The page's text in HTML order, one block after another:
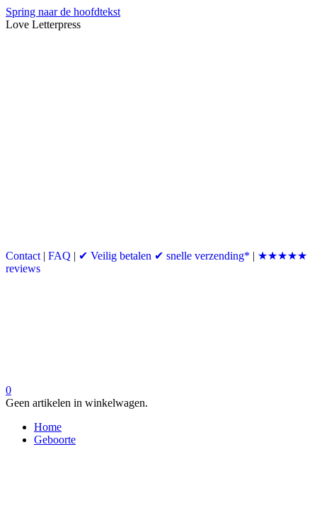
Spring naar de hoofdtekst
Love Letterpress
Contact | FAQ | ✔ Veilig betalen ✔ snelle verzending* | ★★★★★
reviews
0
Geen artikelen in winkelwagen.
Home
Geboorte